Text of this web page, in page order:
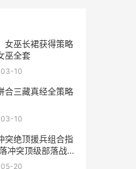
女巫长裙获得策略
巫全套
10
合三藏真经全策略
10
突绝顶援兵组合指
冲突顶级部落战视
20